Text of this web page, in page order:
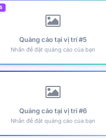
Quảng cáo tại vị trí #5
Nhấn để đặt quảng cáo của bạn
Quảng cáo tại vị trí #6
Nhấn để đặt quảng cáo của bạn